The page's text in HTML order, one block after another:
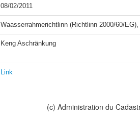
08/02/2011
Waasserrahmerichtlinn (Richtlinn 2000/60/
Keng Aschränkung
Link
(c) Administration du